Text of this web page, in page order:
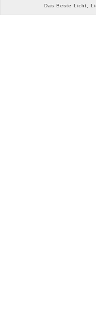
Das Beste Licht,